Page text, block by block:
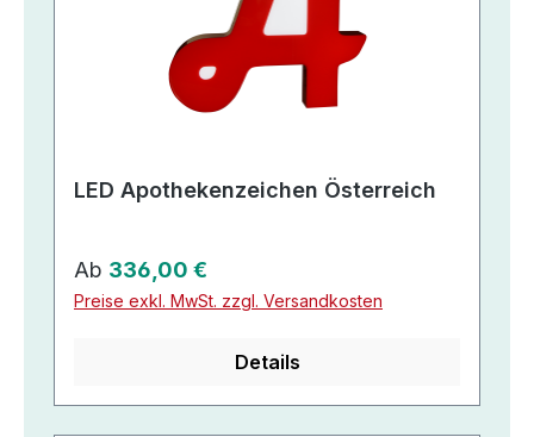
LED Apothekenzeichen Österreich
Regulärer Preis:
Ab 336,00 €
Preise exkl. MwSt. zzgl. Versandkosten
Details